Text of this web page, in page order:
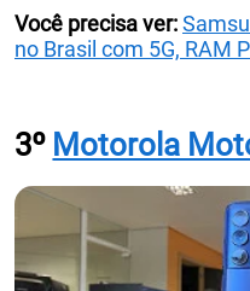
Você precisa ver:
no Brasil com 5G, RAM
3º Motorola